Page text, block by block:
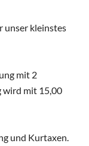
unser kleinstes
mit 2
wird mit 15,00
und Kurtaxen.